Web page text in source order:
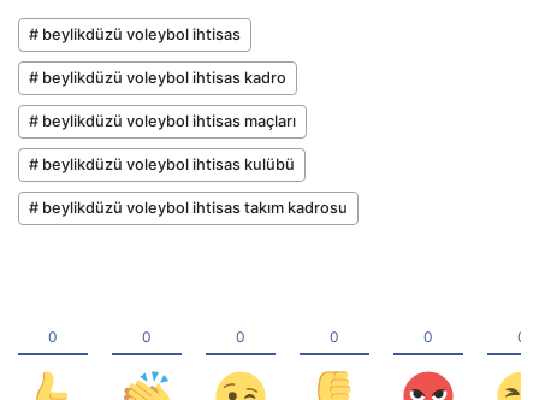
# beylikdüzü voleybol ihtisas
# beylikdüzü voleybol ihtisas kadro
# beylikdüzü voleybol ihtisas maçları
# beylikdüzü voleybol ihtisas kulübü
# beylikdüzü voleybol ihtisas takım kadrosu